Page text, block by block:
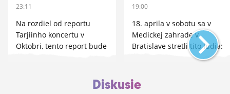
23:11
Na rozdiel od reportu
Tarjiinho koncertu v
Oktobri, tento report bude
19:00
18. aprila v sobotu sa v
Medickej zahrade v
Bratislave stretli tito ludia:
Diskusie